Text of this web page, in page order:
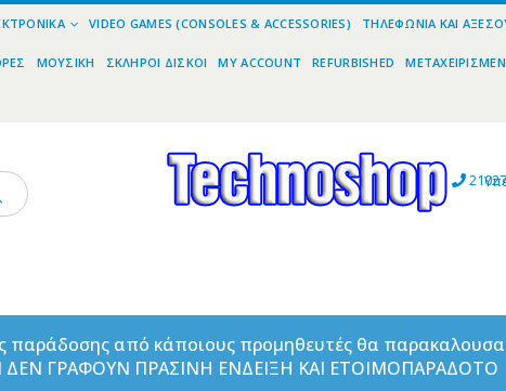
VIDEO GAMES (CONSOLES & ACCESSORIES) ΤΗΛΕΦΩΝΊΑ ΚΑΙ
ΜΟΥΣΙΚΉ ΣΚΛΗΡΟΊ ΔΊΣΚΟΙ MY ACCOUNT REFURBISHED
παράδοσης από κάποιους προμηθευτές θα
ΓΡΑΦΟΥΝ ΠΡΑΣΙΝΗ ΕΝΔΕΙΞΗ ΚΑΙ ΕΤΟΙΜΟΠΑΡΑΔΟΤΟ